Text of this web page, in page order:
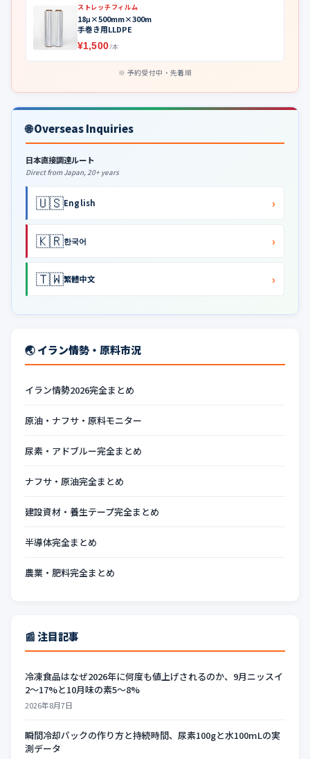
ストレッチフィルム
18μ×500mm×300m
手巻き用LLDPE
¥1,500 /本
予約受付中・先着順
🌐 Overseas Inquiries
日本直接調達ルート
Direct from Japan, 20+ years
🇺🇸English ›
🇰🇷한국어 ›
🇹🇼繁體中文 ›
🌏 イラン情勢・原料市況
イラン情勢2026完全まとめ
原油・ナフサ・原料モニター
尿素・アドブルー完全まとめ
ナフサ・原油完全まとめ
建設資材・養生テープ完全まとめ
半導体完全まとめ
農業・肥料完全まとめ
📰 注目記事
冷凍食品はなぜ2026年に何度も値上げされるのか、9月ニッスイ
2〜17%と10月味の素5〜8%
2026年8月7日
瞬間冷却パックの作り方と持続時間、尿素100gと水100mLの実
測データ